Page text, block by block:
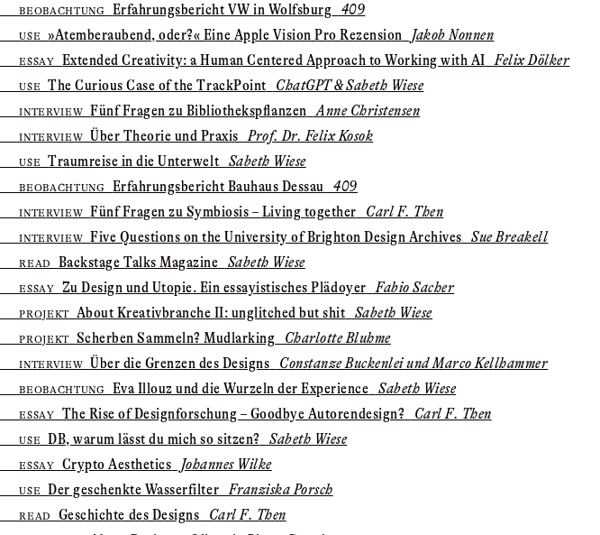
BEOBACHTUNG Erfahrungsbericht VW in Wolfsburg 409
USE »Atem­beraubend, oder?« Eine Apple Vision Pro Rezension Jakob Nonnen
ESSAY Extended Creativity: ­a Human Centered Approach to Working with AI Felix Dölker
USE The Curious Case of the TrackPoint ChatGPT & Sabeth Wiese
INTERVIEWFünf Fragen zu Bibliotheks­pflanzen Anne Christensen
INTERVIEW Über Theorie und Praxis Prof. Dr. Felix Kosok
USE Traumreise in die Unterwelt Sabeth Wiese
BEOBACHTUNG Erfahrungs­bericht Bauhaus Dessau 409
INTERVIEWFünf Fragen zu Symbiosis – Living together Carl F. Then
INTERVIEWFive Questions on the University of Brighton Design Archives Sue Breakell
READ Backstage Talks Magazine Sabeth Wiese
ESSAY Zu Design und Utopie. Ein essayistisches Plädoyer Fabio Sacher
PROJEKT About Kreativbranche II: unglitched but shit Sabeth Wiese
PROJEKT Scherben Sammeln? Mudlarking Charlotte Bluhme
INTERVIEW Über die Grenzen des Designs Constanze Buckenlei und Marco Kellhammer
BEOBACHTUNG Eva Illouz und die Wurzeln der Experience Sabeth Wiese
ESSAY The Rise of Designforschung – Goodbye Autorendesign? Carl F. Then
USEDB, warum lässt du mich so sitzen? Sabeth Wiese
ESSAY Crypto Aesthetics Johannes Wilke
USEDer geschenkte Wasserfilter Franziska Porsch
READ Geschichte des Designs
Carl F. Then